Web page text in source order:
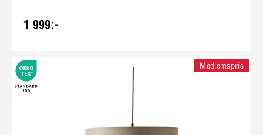
1 999:-
Medlemspris